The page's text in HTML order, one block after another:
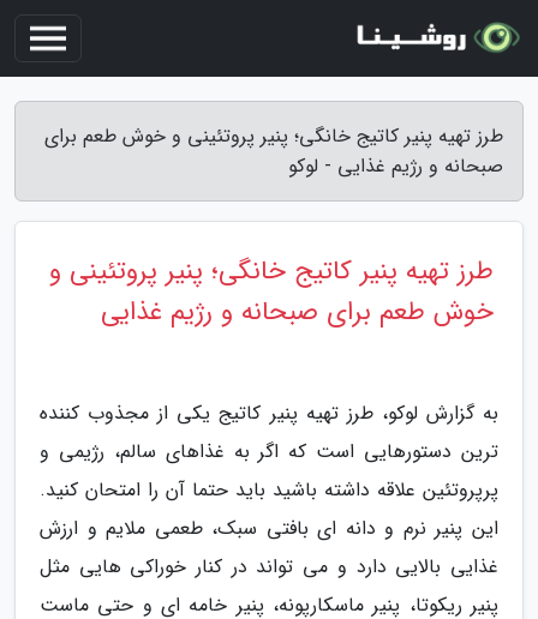
طرز تهیه پنیر کاتیج خانگی؛ پنیر پروتئینی و خوش طعم برای
صبحانه و رژیم غذایی - لوکو
طرز تهیه پنیر کاتیج خانگی؛ پنیر پروتئینی و
خوش طعم برای صبحانه و رژیم غذایی
به گزارش لوکو، طرز تهیه پنیر کاتیج یکی از مجذوب کننده
ترین دستورهایی است که اگر به غذاهای سالم، رژیمی و
پرپروتئین علاقه داشته باشید باید حتما آن را امتحان کنید.
این پنیر نرم و دانه ای بافتی سبک، طعمی ملایم و ارزش
غذایی بالایی دارد و می تواند در کنار خوراکی هایی مثل
پنیر ریکوتا، پنیر ماسکارپونه، پنیر خامه ای و حتی ماست